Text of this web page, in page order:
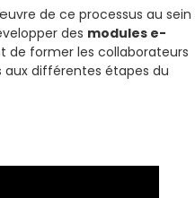
de ce processus au sein
des modules e-
de former les collaborateurs
aux différentes étapes du